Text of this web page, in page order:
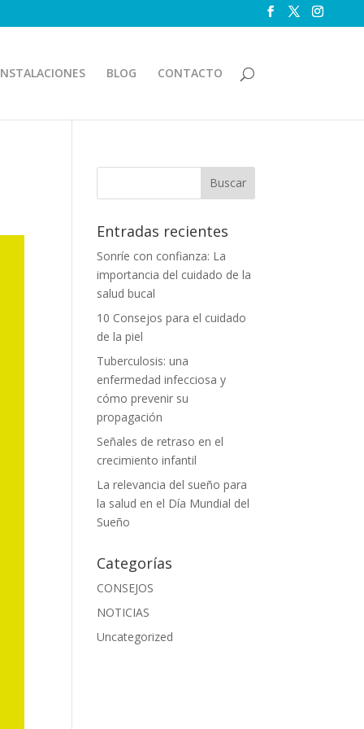
BLOG CONTACTO
Entradas recientes
Sonríe con confianza: La
importancia del cuidado de la
salud bucal
10 Consejos para el cuidado
de la piel
Tuberculosis: una
enfermedad infecciosa y
cómo prevenir su
propagación
Señales de retraso en el
crecimiento infantil
La relevancia del sueño para
la salud en el Día Mundial del
Sueño
Categorías
CONSEJOS
NOTICIAS
Uncategorized